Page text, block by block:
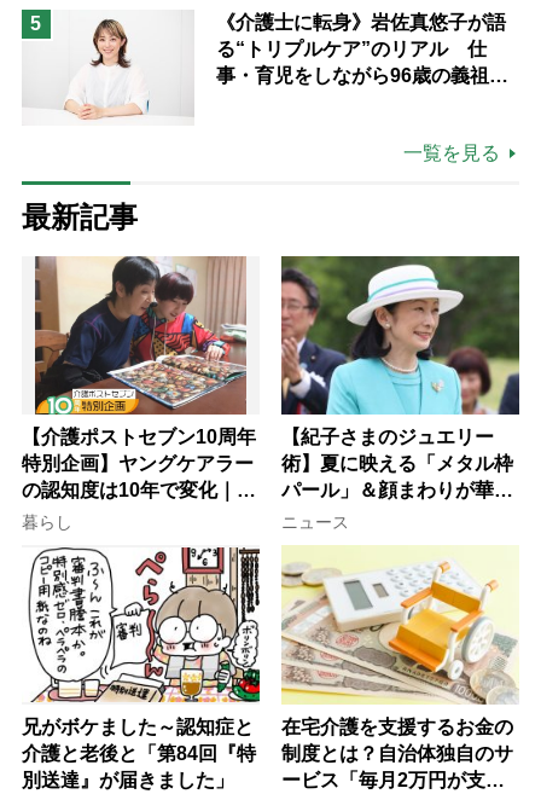
5
《介護士に転身》岩佐真悠子が語
る“トリプルケア”のリアル 仕
事・育児をしながら96歳の義祖母
一覧を見る
最新記事
【介護ポストセブン10周年
特別企画】ヤングケアラー
の認知度は10年で変化｜流
行語大賞にノミネート、法
律にも明記されたが果たし
て現在は？
暮らし
【紀子さまのジュエリー
術】夏に映える「メタル枠
パール」＆顔まわりが華や
ぐ「揺れる一粒」の使い分
け方
ニュース
兄がボケました～認知症と
介護と老後と「第84回『特
別送達』が届きました」
在宅介護を支援するお金の
制度とは？自治体独自のサ
ービス「毎月2万円が支給